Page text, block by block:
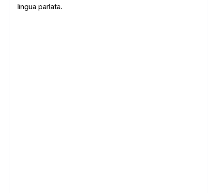
lingua parlata.